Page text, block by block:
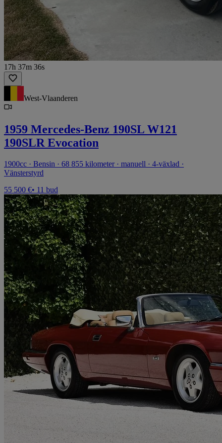
17h 37m 36s
West-Vlaanderen
1959 Mercedes-Benz 190SL W121
190SLR Evocation
1900cc · Bensin · 68 855 kilometer · manuell · 4-växlad ·
Vänsterstyrd
55 500 €• 11 bud